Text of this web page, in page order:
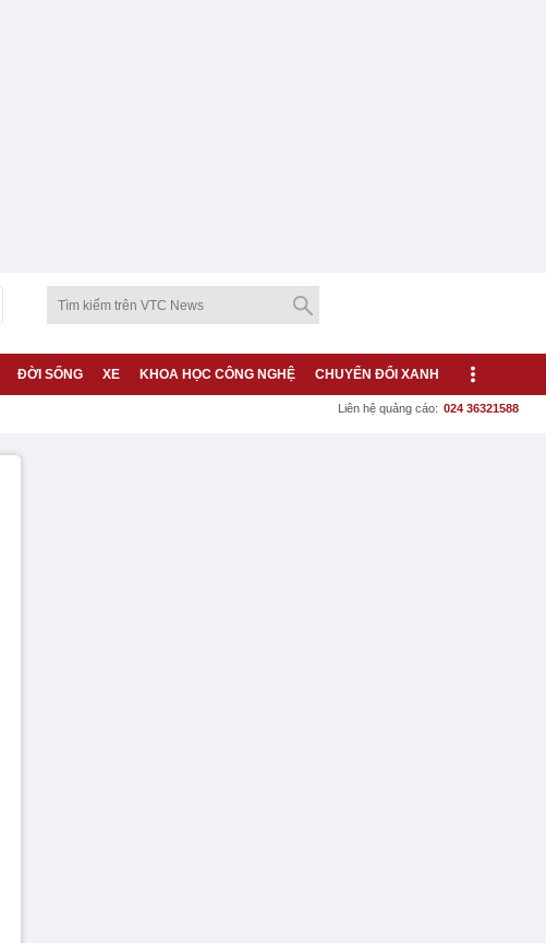
ĐỜI SỐNG XE KHOA HỌC CÔNG NGHỆ CHUYỂN ĐỔI XANH
Liên hệ quảng cáo: 024 36321588